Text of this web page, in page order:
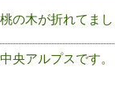
の木が折れてまし
央アルプスです。